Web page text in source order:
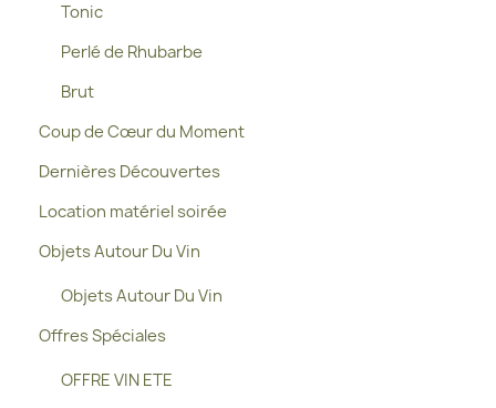
Tonic
Perlé de Rhubarbe
Brut
Coup de Cœur du Moment
Dernières Découvertes
Location matériel soirée
Objets Autour Du Vin
Objets Autour Du Vin
Offres Spéciales
OFFRE VIN ETE